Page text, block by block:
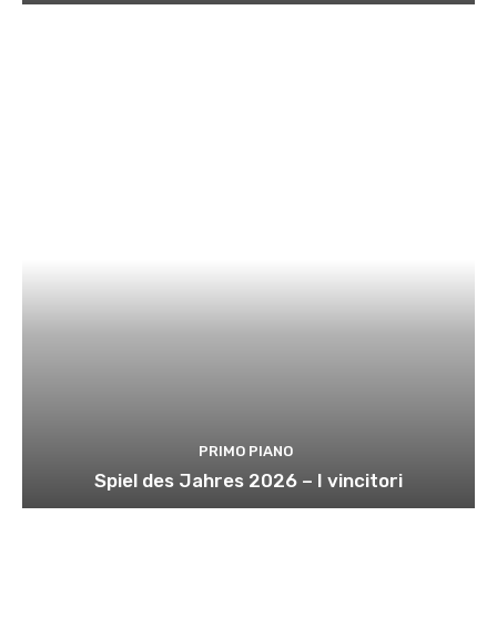
PRIMO PIANO
Spiel des Jahres 2026 – I vincitori